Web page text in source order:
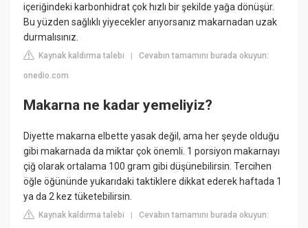
içeriğindeki karbonhidrat çok hızlı bir şekilde yağa dönüşür.
Bu yüzden sağlıklı yiyecekler arıyorsanız makarnadan uzak
durmalısınız.
Kaynak kaldırma talebi |Cevabın tamamını burada okuyun:
onedio.com
Makarna ne kadar yemeliyiz?
Diyette makarna elbette yasak değil, ama her şeyde olduğu
gibi makarnada da miktar çok önemli. 1 porsiyon makarnayı
çiğ olarak ortalama 100 gram gibi düşünebilirsin. Tercihen
öğle öğününde yukarıdaki taktiklere dikkat ederek haftada 1
ya da 2 kez tüketebilirsin.
Kaynak kaldırma talebi |Cevabın tamamını burada okuyun: